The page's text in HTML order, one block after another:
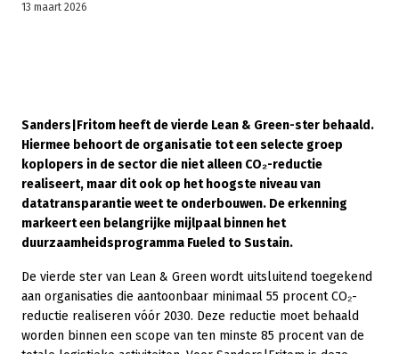
13 maart 2026
Sanders|Fritom heeft de vierde Lean & Green-ster behaald.
Hiermee behoort de organisatie tot een selecte groep
koplopers in de sector die niet alleen CO₂-reductie
realiseert, maar dit ook op het hoogste niveau van
datatransparantie weet te onderbouwen. De erkenning
markeert een belangrijke mijlpaal binnen het
duurzaamheidsprogramma Fueled to Sustain.
De vierde ster van Lean & Green wordt uitsluitend toegekend
aan organisaties die aantoonbaar minimaal 55 procent CO₂-
reductie realiseren vóór 2030. Deze reductie moet behaald
worden binnen een scope van ten minste 85 procent van de